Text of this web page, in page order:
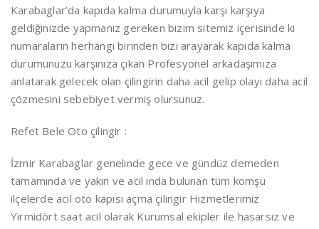
Karabaglar’da kapıda kalma durumuyla karşı karşıya
geldiğinizde yapmanız gereken bizim sitemiz içerisinde ki
numaraların herhangi birinden bizi arayarak kapıda kalma
durumunuzu karşınıza çıkan Profesyonel arkadaşımıza
anlatarak gelecek olan çilingirin daha acil gelip olayı daha acil
çözmesini sebebiyet vermiş olursunuz.
Refet Bele Oto çilingir :
İzmir Karabaglar genelinde gece ve gündüz demeden
tamamında ve yakın ve acil ında bulunan tüm komşu
ilçelerde acil oto kapısı açma çilingir Hizmetlerimiz
Yirmidört saat acil olarak Kurumsal ekipler ile hasarsız ve